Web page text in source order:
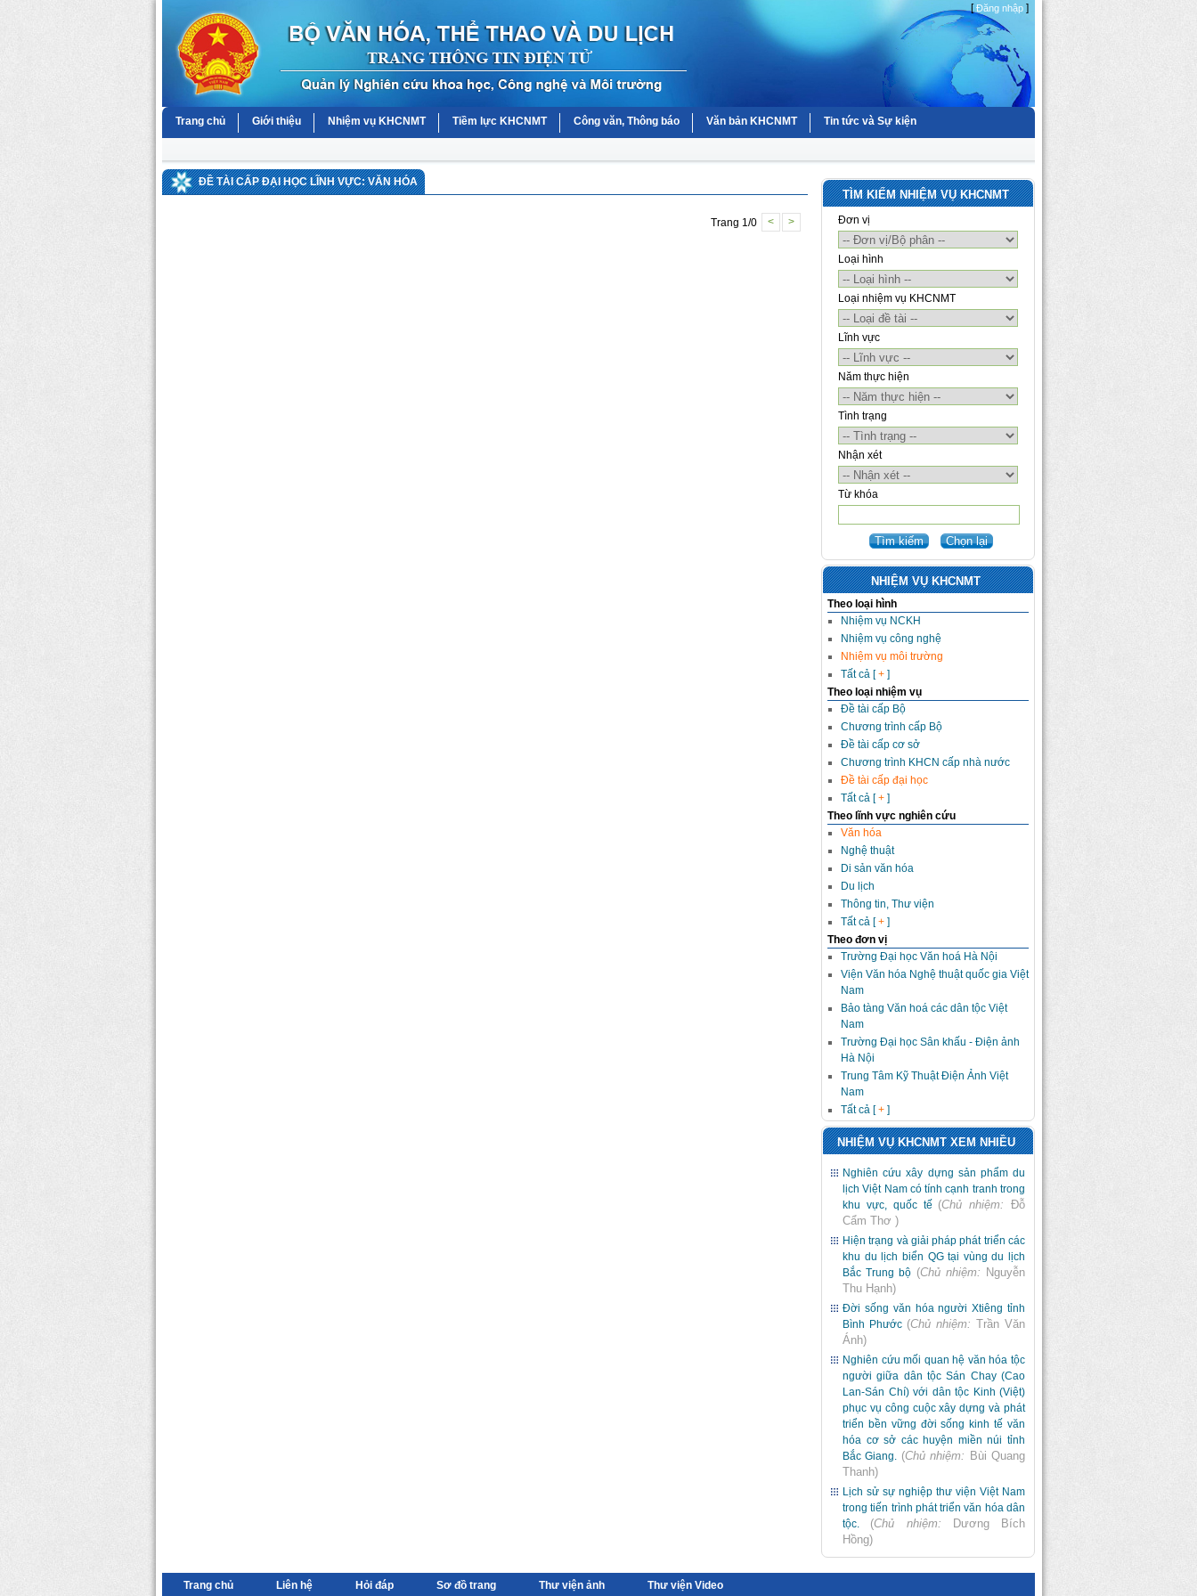
[Đăng nhập ]
Trang chủ Giới thiệu Nhiệm vụ KHCNMT Tiềm lực KHCNMT Công văn, Thông báo Văn bản KHCNMT Tin tức và Sự kiện
ĐỀ TÀI CẤP ĐẠI HỌC LĨNH VỰC: VĂN HÓA
Trang 1/0 < >
TÌM KIẾM NHIỆM VỤ KHCNMT
Đơn vị
Loại hình
Loại nhiệm vụ KHCNMT
Lĩnh vực
Năm thực hiện
Tình trạng
Nhận xét
Từ khóa
NHIỆM VỤ KHCNMT
Theo loại hình
Nhiệm vụ NCKH
Nhiệm vụ công nghệ
Nhiệm vụ môi trường
Tất cả [+ ]
Theo loại nhiệm vụ
Đề tài cấp Bộ
Chương trình cấp Bộ
Đề tài cấp cơ sở
Chương trình KHCN cấp nhà nước
Đề tài cấp đại học
Tất cả [+ ]
Theo lĩnh vực nghiên cứu
Văn hóa
Nghệ thuật
Di sản văn hóa
Du lịch
Thông tin, Thư viện
Tất cả [+ ]
Theo đơn vị
Trường Đại học Văn hoá Hà Nội
Viện Văn hóa Nghệ thuật quốc gia Việt
Nam
Bảo tàng Văn hoá các dân tộc Việt
Nam
Trường Đại học Sân khấu - Điện ảnh
Hà Nội
Trung Tâm Kỹ Thuật Điện Ảnh Việt
Nam
Tất cả [+ ]
NHIỆM VỤ KHCNMT XEM NHIỀU
Nghiên cứu xây dựng sản phẩm du
lịch Việt Nam có tính cạnh tranh trong
khu vực, quốc tế (Chủ nhiệm:
Đỗ
Cẩm Thơ )
Hiện trạng và giải pháp phát triển các
khu du lịch biển QG tại vùng du lịch
Bắc Trung bộ (Chủ nhiệm: Nguyễn
Thu Hạnh)
Đời sống văn hóa người Xtiêng tỉnh
Bình Phước (Chủ nhiệm: Trần Văn
Ánh)
Nghiên cứu mối quan hệ văn hóa tộc
người giữa dân tộc Sán Chay (Cao
Lan-Sán Chí) với dân tộc Kinh (Việt)
phục vụ công cuộc xây dựng và phát
triển bền vững đời sống kinh tế văn
hóa cơ sở các huyện miền núi tỉnh
Bắc Giang. (Chủ nhiệm: Bùi Quang
Thanh)
Lịch sử sự nghiệp thư viện Việt Nam
trong tiến trình phát triển văn hóa dân
tộc.
(Chủ nhiệm:
Dương Bích
Hồng)
Trang chủ Liên hệ Hỏi đáp Sơ đồ trang Thư viện ảnh Thư viện Video